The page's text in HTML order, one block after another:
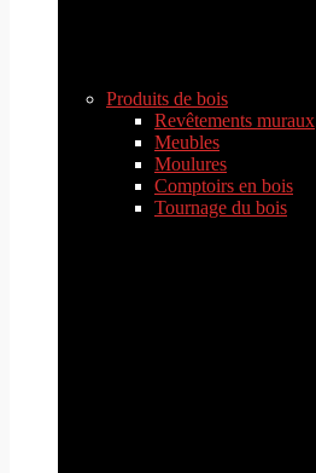
Produits de bois
Revêtements muraux
Meubles
Moulures
Comptoirs en bois
Tournage du bois